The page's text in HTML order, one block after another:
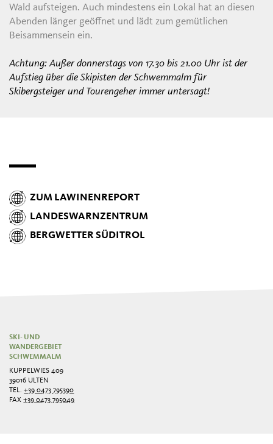
Wald aufsteigen. Auch mindestens ein Lokal hat an diesen
Abenden länger geöffnet und lädt zum gemütlichen
Beisammensein ein.
Achtung: Außer donnerstags von 17.30 bis 21.00 Uhr ist der
Aufstieg über die Skipisten der Schwemmalm für
Skibergsteiger und Tourengeher immer untersagt!
ZUM LAWINENREPORT
LANDESWARNZENTRUM
BERGWETTER SÜDITROL
SKI- UND
WANDERGEBIET
SCHWEMMALM
KUPPELWIES 409
39016 ULTEN
TEL.+39 0473 795390
FAX+39 0473 795049